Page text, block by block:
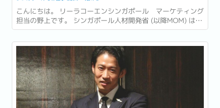
こんにちは。 リーラコーエンシンガポール マーケティング
担当の野上です。 シンガポール人材開発省 (以降MOM) は先
日の2026年6月15日、2026年第1四半期 (1〜3月) の労働市
場レポート (Labour Market Report) を発表しました。...